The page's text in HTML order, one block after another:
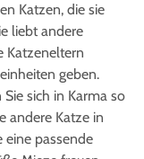
Katzen, die sie
liebt andere
Katzeneltern
geben.
sich in Karma so
andere Katze in
eine passende